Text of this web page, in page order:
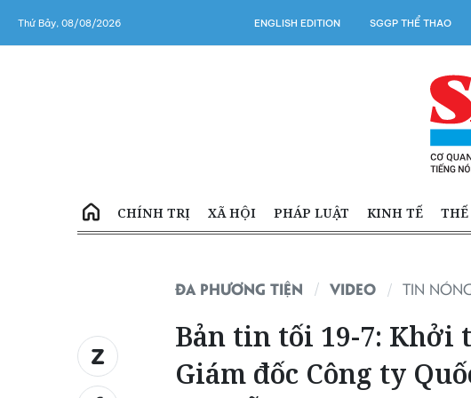
Thứ Bảy, 08/08/2026 ENGLISH EDITION SGGP THỂ THAO
CHÍNH TRỊ XÃ HỘI PHÁP LUẬT KINH TẾ
ĐA PHƯƠNG TIỆN VIDEO TIN
Bản tin tối 19-7: Khởi
Giám đốc Công ty